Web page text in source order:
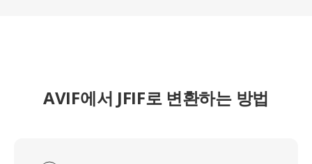
AVIF에서 JFIF로 변환하는 방법